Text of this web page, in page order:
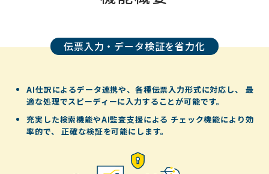
伝票入力・データ検証を省力化
AI仕訳によるデータ連携や、各種伝票入力形式に対応し、
最
適な処理でスピーディーに入力することが可能です。
充実した検索機能やAI監査支援による チェック機能により効
率的で、
正確な検証を可能にします。